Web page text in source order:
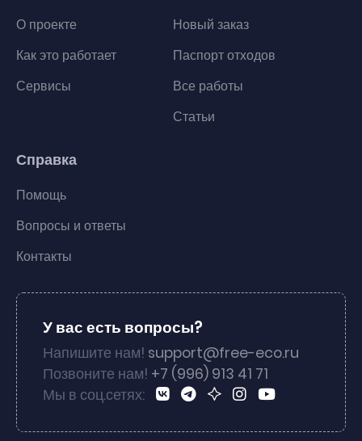
О проекте
Как это работает
Сервисы
Новый заказ
Паспорт отходов
Все работы
Статьи
Справка
Помощь
Вопросы и ответы
Контакты
У вас есть вопросы?
Напишите нам! support@free-eco.ru
Позвоните нам! +7 (996) 913 41 71
Мы в соц.сетях: